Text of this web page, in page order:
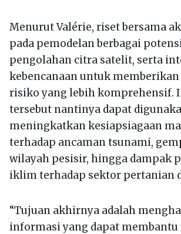
Menurut Valérie, riset bersama
pada pemodelan berbagai
pengolahan citra satelit, serta
kebencanaan untuk
risiko yang lebih komprehensif.
tersebut nantinya dapat
meningkatkan kesiapsiagaan
terhadap ancaman tsunami,
wilayah pesisir, hingga dampak
iklim terhadap sektor pertanian
“Tujuan akhirnya adalah
informasi yang dapat membantu